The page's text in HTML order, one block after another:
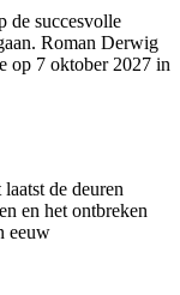
de succesvolle
Roman Derwig
op 7 oktober 2027 in
de deuren
en het ontbreken
eeuw